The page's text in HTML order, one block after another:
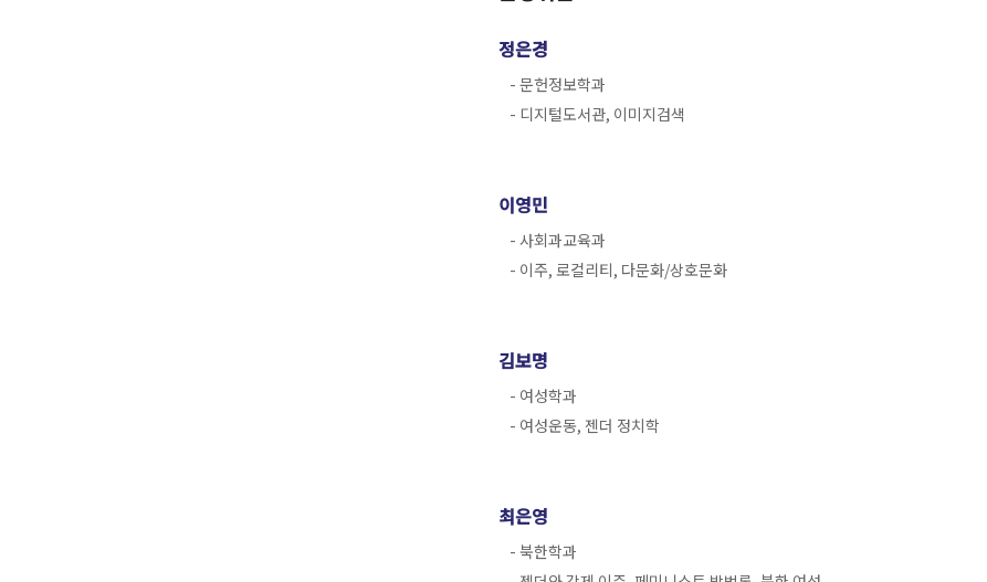
정은경
- 문헌정보학과
- 디지털도서관, 이미지검색
이영민
- 사회과교육과
- 이주, 로컬리티, 다문화/상호문화
김보명
- 여성학과
- 여성운동, 젠더 정치학
최은영
- 북한학과